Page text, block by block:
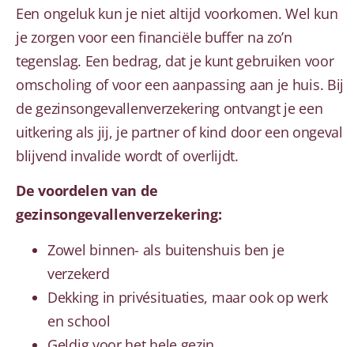
Een ongeluk kun je niet altijd voorkomen. Wel kun
je zorgen voor een financiële buffer na zo’n
tegenslag. Een bedrag, dat je kunt gebruiken voor
omscholing of voor een aanpassing aan je huis. Bij
de gezinsongevallenverzekering ontvangt je een
uitkering als jij, je partner of kind door een ongeval
blijvend invalide wordt of overlijdt.
De voordelen van de
gezinsongevallenverzekering:
Zowel binnen- als buitenshuis ben je
verzekerd
Dekking in privésituaties, maar ook op werk
en school